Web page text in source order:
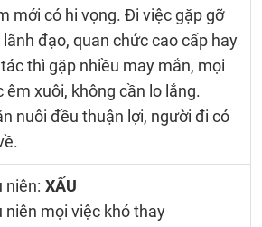
mới có hi vọng. Đi việc gặp gỡ
lãnh đạo, quan chức cao cấp hay
thì gặp nhiều may mắn, mọi
êm xuôi, không cần lo lắng.
nuôi đều thuận lợi, người đi có
niên: XẤU
niên mọi việc khó thay